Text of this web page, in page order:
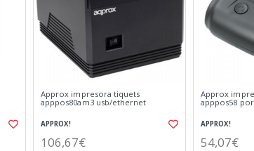
Approx impresora tiquets
apppos80am3 usb/ethernet
APPROX!
106,67€
Approx
apppos58
APPROX!
54,07€